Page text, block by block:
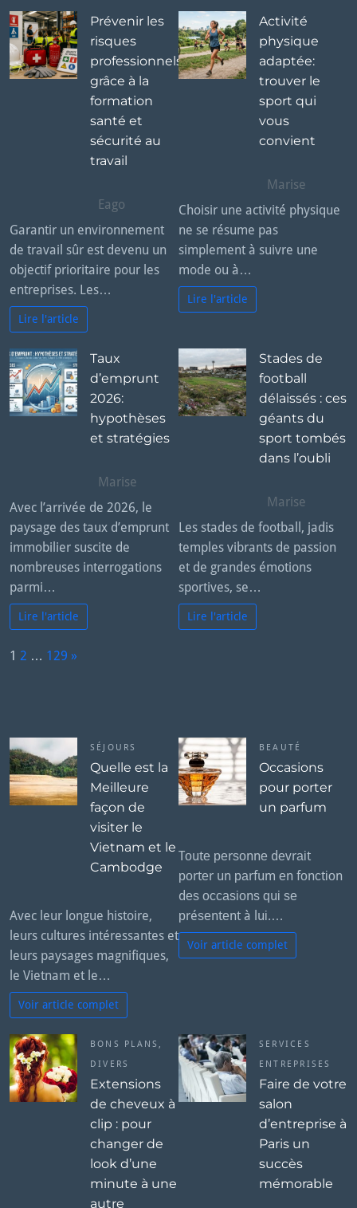
Prévenir les
risques
professionnels
grâce à la
formation
santé et
sécurité au
travail
Eago
Garantir un environnement
de travail sûr est devenu un
objectif prioritaire pour les
entreprises. Les…
Lire l'article
Activité
physique
adaptée:
trouver le
sport qui
vous
convient
Marise
Choisir une activité physique
ne se résume pas
simplement à suivre une
mode ou à…
Lire l'article
Taux
d’emprunt
2026:
hypothèses
et stratégies
Marise
Avec l’arrivée de 2026, le
paysage des taux d’emprunt
immobilier suscite de
nombreuses interrogations
parmi…
Lire l'article
Stades de
football
délaissés : ces
géants du
sport tombés
dans l’oubli
Marise
Les stades de football, jadis
temples vibrants de passion
et de grandes émotions
sportives, se…
Lire l'article
P
1 2 … 129
t
»
SÉJOURS
Quelle est la
Meilleure
façon de
visiter le
Vietnam et le
Cambodge
Avec leur longue histoire,
leurs cultures intéressantes et
leurs paysages magnifiques,
le Vietnam et le…
Voir article complet
BEAUTÉ
Occasions
pour porter
un parfum
Tоutе реrѕоnnе dеvrаіt
роrtеr un раrfum еn fоnсtіоn
dеѕ оссаѕіоnѕ ԛuі ѕе
рréѕеntеnt à luі.…
Voir article complet
BONS PLANS ,
DIVERS
Extensions
de cheveux à
clip : pour
changer de
look d’une
minute à une
autre
SERVICES
ENTREPRISES
Faire de votre
salon
d’entreprise à
Paris un
succès
mémorable